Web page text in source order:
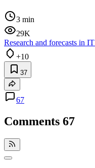
3 min
29K
Research and forecasts in IT
+10
37
67
Comments 67